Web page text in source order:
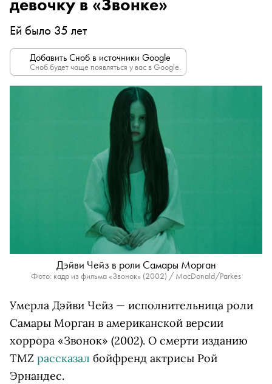
девочку в «Звонке»
Ей было 35 лет
Добавить Сноб в источники Google
Сноб будет чаще появляться у вас в Google.
Дэйви Чейз в роли Самары Морган
Фото: кадр из фильма «Звонок» (2002) / MacDonald/Parkes
Умерла Дэйви Чейз — исполнительница роли
Самары Морган в американской версии
хоррора «Звонок» (2002). О смерти изданию
TMZ рассказал бойфренд актрисы Рой
Эрнандес.